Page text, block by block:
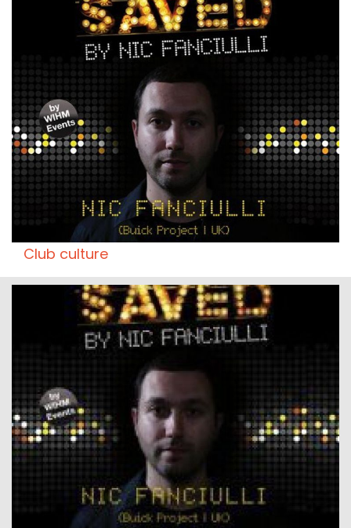
Club culture